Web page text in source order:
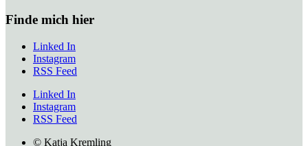
Finde mich hier
Linked In
Instagram
RSS Feed
Linked In
Instagram
RSS Feed
© Katja Kremling